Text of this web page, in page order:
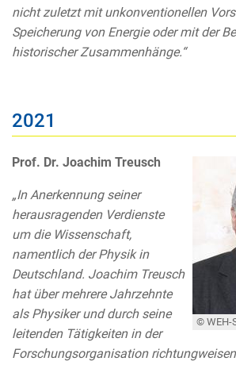
nicht zuletzt mit unkonventionellen
Speicherung von Energie oder mit der
historischer Zusammenhänge.“
2021
© WEH-
Prof. Dr. Joachim Treusch
„In Anerkennung seiner
herausragenden Verdienste
um die Wissenschaft,
namentlich der Physik in
Deutschland. Joachim Treusch
hat über mehrere Jahrzehnte
als Physiker und durch seine
leitenden Tätigkeiten in der
Forschungsorganisation